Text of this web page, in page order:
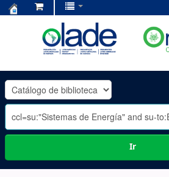
OLADE
-
Ir